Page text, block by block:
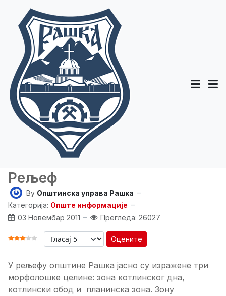
Рељеф
By Општинска управа Рашка
Категорија: Опште информације
03 Новембар 2011
Прегледа: 26027
ОЦЕНА КОРИСНИКА: 3
Оцените
У рељефу општине Рашка јасно су изражене три
морфолошке целине: зона котлинског дна,
котлински обод и планинска зона. Зону